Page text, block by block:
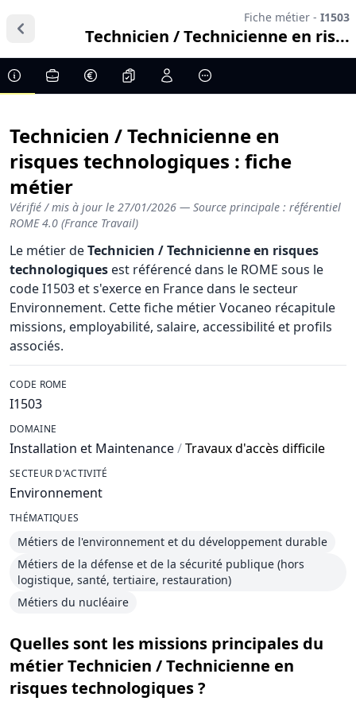
Fiche métier - I1503
Technicien / Technicienne en ris...
Technicien / Technicienne en
risques technologiques : fiche
métier
Vérifié / mis à jour le 27/01/2026 — Source principale : référentiel
ROME 4.0 (France Travail)
Le métier deTechnicien / Technicienne en risques
technologiques est référencé dans le ROME sous le
code I1503 et s'exerce en France dans le secteur
Environnement. Cette fiche métier Vocaneo récapitule
missions, employabilité, salaire, accessibilité et profils
associés.
CODE ROME
I1503
DOMAINE
Installation et Maintenance/Travaux d'accès difficile
SECTEUR D'ACTIVITÉ
Environnement
THÉMATIQUES
Métiers de l'environnement et du développement durable
Métiers de la défense et de la sécurité publique (hors
logistique, santé, tertiaire, restauration)
Métiers du nucléaire
Quelles sont les missions principales du
métier Technicien / Technicienne en
risques technologiques ?